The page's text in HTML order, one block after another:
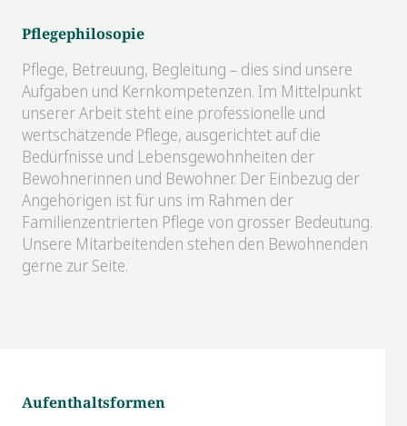
Pflegephilosopie
Pflege, Betreuung, Begleitung – dies sind unsere
Aufgaben und Kernkompetenzen. Im Mittelpunkt
unserer Arbeit steht eine professionelle und
wertschätzende Pflege, ausgerichtet auf die
Bedürfnisse und Lebensgewohnheiten der
Bewohnerinnen und Bewohner. Der Einbezug der
Angehörigen ist für uns im Rahmen der
Familienzentrierten Pflege von grosser Bedeutung.
Unsere Mitarbeitenden stehen den Bewohnenden
gerne zur Seite.
Aufenthaltsformen